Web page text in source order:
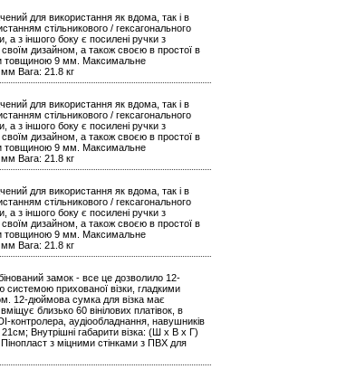
для використання як вдома, так і в
стільникового / гексагонального
а з іншого боку є посилені ручки з
дизайном, а також своєю в простої в
товщиною 9 мм. Максимальне
Вага: 21.8 кг
для використання як вдома, так і в
стільникового / гексагонального
а з іншого боку є посилені ручки з
дизайном, а також своєю в простої в
товщиною 9 мм. Максимальне
Вага: 21.8 кг
для використання як вдома, так і в
стільникового / гексагонального
а з іншого боку є посилені ручки з
дизайном, а також своєю в простої в
товщиною 9 мм. Максимальне
Вага: 21.8 кг
замок - все це дозволило 12-
системою прихованої візки, гладкими
12-дюймова сумка для візка має
близько 60 вінілових платівок, в
контролера, аудіообладнання, навушників
Внутрішні габарити візка: (Ш х В х Г)
з міцними стінками з ПВХ для